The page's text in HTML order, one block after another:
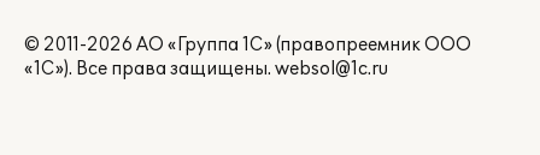
© 2011-2026 АО «Группа 1С» (правопреемник ООО
«1С»). Все права защищены. websol@1c.ru